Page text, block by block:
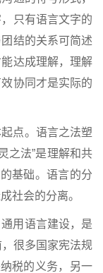
只有语言文字的
结的关系可简述
达成理解，理解
协同才是实际的
点。语言之法塑
之法”是理解和共
基础。语言的分
社会的分离。
用语言建设，是
很多国家宪法规
税的义务，另一